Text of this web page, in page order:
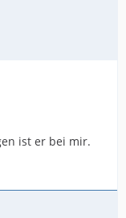
ist er bei mir.